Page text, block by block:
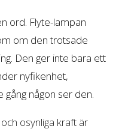
ord. Flyte-lampan
om den trotsade
Den ger inte bara ett
nyfikenhet,
någon ser den.
osynliga kraft är